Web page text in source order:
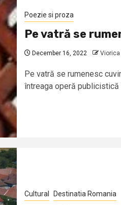
Poezie si proza
Pe vatră se
December 16, 2022 Viorica
Pe vatră se rumenesc
întreaga operă publicistică
Cultural Destinatia Romania